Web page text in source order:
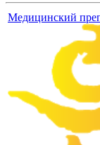
Медицинский